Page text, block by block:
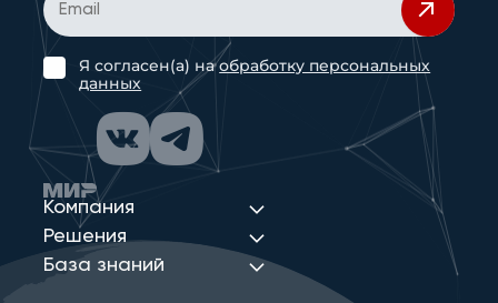
Компания
Решения
База знаний
Я согласен(а) наобработку персональных
данных